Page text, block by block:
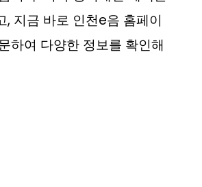
, 지금 바로 인천e음 홈페이
하여 다양한 정보를 확인해